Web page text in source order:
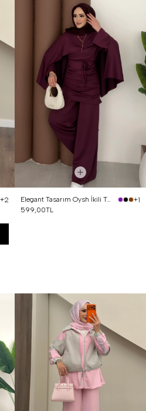
+2
Elegant Tasarım Oysh İkili Takım Mürdüm
+1
599,00TL